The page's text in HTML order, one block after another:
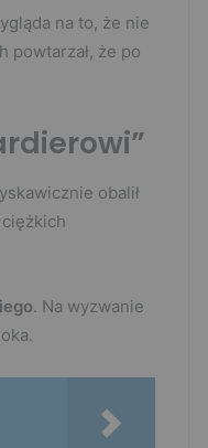
na to, że nie
powtarzał, że po
obalił
. Na wyzwanie